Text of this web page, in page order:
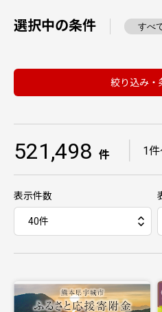
選択中の条件 すべ
絞り込み・
521,498 件 1
表示件数